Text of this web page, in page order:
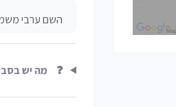
השם ערבי
❓ מה יש